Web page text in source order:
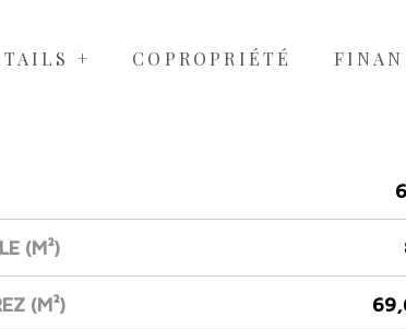
+ COPROPRIÉTÉ
(M²)
(M²)